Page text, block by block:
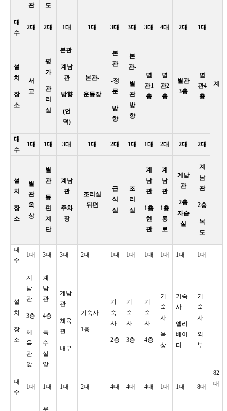
관
도
계
대
수
2대 2대 1대 1대 3대 3대 3대 4대 2대 1대
설
치
장
소
서
고
평
가
관
리
실
본관-
계남
관
방향
(언
덕)
본관-
운동장
본
관
-정
문
방
향
본
관-
별
관
방
향
별
관1
층
별
관2
층
별관
3층
별
관4
층
대
수
1대 1대 3대 1대 2대 1대 1대 2대 2대 2대
설
치
장
소
별
관
옥
상
별
관
동
편
계
단
계남
관
주차
장
조리실
뒤편
급
식
실
조
리
실
계
남
관
1층
현
관
계
남
관
1층
통
로
계남
관
2층
자습
실
계
남
관
2층
복
도
대
수
1대 3대 3대 2대 1대 1대 1대 1대 1대 1대
82
대
설
치
장
소
계
남
관
3층
체
육
관
앞
계
남
관
4층
특
수
실
앞
계남
관
체육
관
내부
기숙사
1층
기
숙
사
2층
기
숙
사
3층
기
숙
사
4층
기
숙
사
옥
상
기숙
사
엘리
베이
터
기
숙
사
외
부
대
수
1대 1대 1대 2대 4대 4대 4대 1대 1대 8대
운